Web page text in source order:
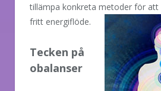
tillämpa konkreta metoder för
fritt energiflöde.
Tecken på
obalanser